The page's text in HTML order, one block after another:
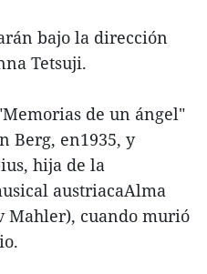
bajo la dirección
Tetsuji.
de un ángel"
Berg, en1935, y
hija de la
austriacaAlma
Mahler), cuando murió